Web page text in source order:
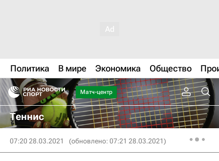
Политика В мире Экономика Общество
Матч-центр
Теннис
07:20 28.03.2021 (обновлено: 07:21 28.03.2021)